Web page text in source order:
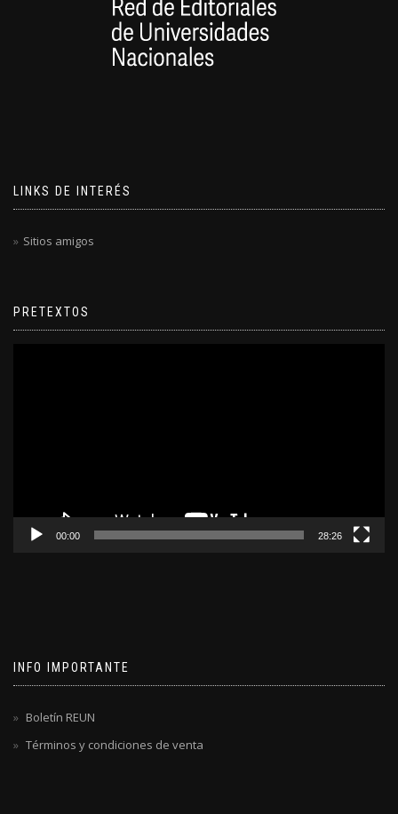
LINKS DE INTERÉS
Sitios amigos
PRETEXTOS
00:00 28:26
INFO IMPORTANTE
Boletín REUN
Términos y condiciones de venta